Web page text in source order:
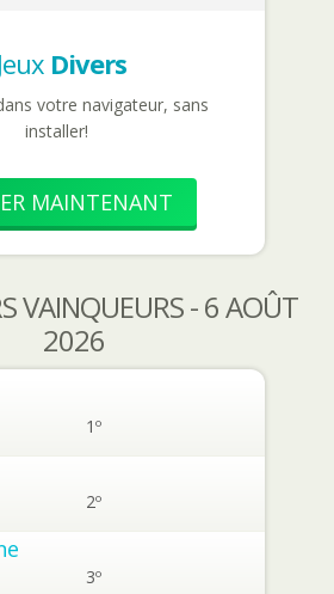
Jeux Divers
votre navigateur, sans
installer!
MAINTENANT
VAINQUEURS - 6 AOÛT
2026
1º
2º
3º